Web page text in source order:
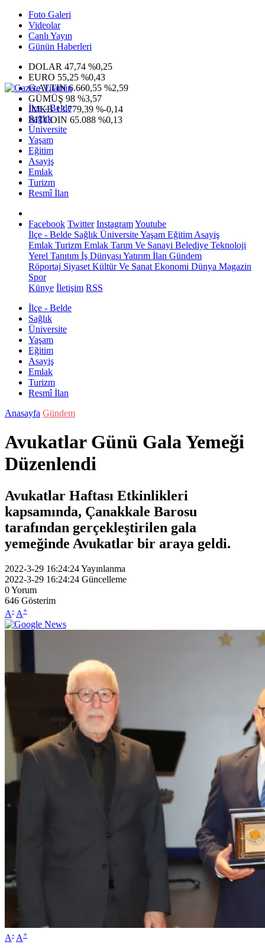
Foto Galeri
Videolar
Canlı Yayın
Günün Haberleri
DOLAR 47,74 %0,25
EURO 55,25 %0,43
G.ALTIN6.660,55 %2,59
GÜMÜŞ 98 %3,57
IMKB13.779,39 %-0,14
BITCOIN 65.088 %0,13
İlçe - Belde
Sağlık
Üniversite
Yaşam
Eğitim
Asayiş
Emlak
Turizm
Resmî İlan
Facebook Twitter InstagramYoutube
İlçe - Belde Sağlık ÜniversiteYaşam Eğitim Asayiş
Emlak Turizm Emlak Tarım Ve Sanayi Belediye Teknoloji
Yerel Tanıtım İş Dünyası Yatırım İlan Gündem
Röportaj Siyaset Kültür Ve Sanat Ekonomi Dünya Magazin
Spor
Künye İletişim RSS
İlçe - Belde
Sağlık
Üniversite
Yaşam
Eğitim
Asayiş
Emlak
Turizm
Resmî İlan
Anasayfa Gündem
Avukatlar Günü Gala Yemeği
Düzenlendi
Avukatlar Haftası Etkinlikleri
kapsamında, Çanakkale Barosu
tarafından gerçekleştirilen gala
yemeğinde Avukatlar bir araya geldi.
2022-3-29 16:24:24Yayınlanma
2022-3-29 16:24:24 Güncelleme
0Yorum
646 Gösterim
A- A+
A- A+